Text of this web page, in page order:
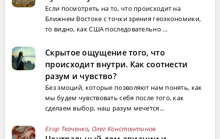
Если посмотреть на то, что происходит на
Ближнем Востоке с точки зрения геоэкономики,
то видно, как США последовательно ...
Скрытое ощущение того, что
происходит внутри. Как соотнести
разум и чувство?
Без эмоций, которые позволяют нам понять, как
мы будем чувствовать себя после того, как
сделаем выбор, наш разум мечется...
Егор Ткаченко, Олег Константинов